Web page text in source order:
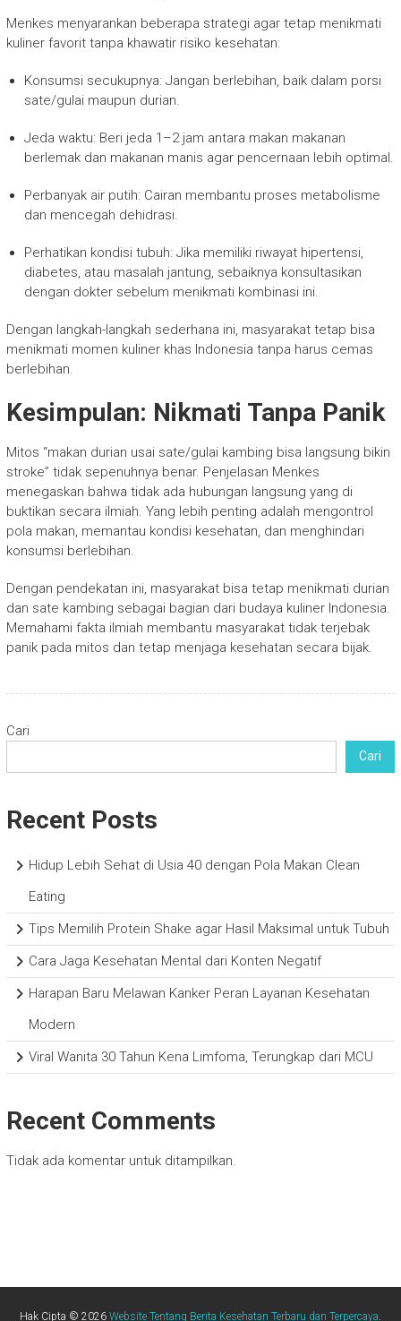
Menkes menyarankan beberapa strategi agar tetap menikmati
kuliner favorit tanpa khawatir risiko kesehatan:
Konsumsi secukupnya: Jangan berlebihan, baik dalam porsi
sate/gulai maupun durian.
Jeda waktu: Beri jeda 1–2 jam antara makan makanan
berlemak dan makanan manis agar pencernaan lebih optimal.
Perbanyak air putih: Cairan membantu proses metabolisme
dan mencegah dehidrasi.
Perhatikan kondisi tubuh: Jika memiliki riwayat hipertensi,
diabetes, atau masalah jantung, sebaiknya konsultasikan
dengan dokter sebelum menikmati kombinasi ini.
Dengan langkah-langkah sederhana ini, masyarakat tetap bisa
menikmati momen kuliner khas Indonesia tanpa harus cemas
berlebihan.
Kesimpulan: Nikmati Tanpa Panik
Mitos “makan durian usai sate/gulai kambing bisa langsung bikin
stroke” tidak sepenuhnya benar. Penjelasan Menkes
menegaskan bahwa tidak ada hubungan langsung yang di
buktikan secara ilmiah. Yang lebih penting adalah mengontrol
pola makan, memantau kondisi kesehatan, dan menghindari
konsumsi berlebihan.
Dengan pendekatan ini, masyarakat bisa tetap menikmati durian
dan sate kambing sebagai bagian dari budaya kuliner Indonesia.
Memahami fakta ilmiah membantu masyarakat tidak terjebak
panik pada mitos dan tetap menjaga kesehatan secara bijak.
Cari
Cari
Recent Posts
Hidup Lebih Sehat di Usia 40 dengan Pola Makan Clean
Eating
Tips Memilih Protein Shake agar Hasil Maksimal untuk Tubuh
Cara Jaga Kesehatan Mental dari Konten Negatif
Harapan Baru Melawan Kanker Peran Layanan Kesehatan
Modern
Viral Wanita 30 Tahun Kena Limfoma, Terungkap dari MCU
Recent Comments
Tidak ada komentar untuk ditampilkan.
Hak Cipta © 2026 Website Tentang Berita Kesehatan Terbaru dan Terpercaya